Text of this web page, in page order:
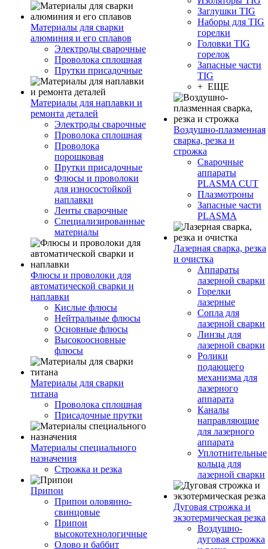
Материалы для сварки
алюминия и его сплавов
Электроды сварочные
Проволока сплошная
Прутки присадочные
Материалы для наплавки и
ремонта деталей
Электроды сварочные
Проволока сплошная
Проволока
порошковая
Прутки присадочные
Флюсы и проволоки
для износостойкой
наплавки
Ленты сварочные
Специализированные
материалы
Флюсы и проволоки для
автоматической сварки и
наплавки
Кислые флюсы
Нейтральные флюсы
Основные флюсы
Высокоосновные
флюсы
Материалы для сварки
титана
Проволока сплошная
Присадочные прутки
Материалы специального
назначения
Строжка и резка
Припои
Припои оловянно-
свинцовые
Припои
высокотехнологичные
Олово и баббит
Заглушки TIG
Наборы для TIG
горелки
Головки TIG
горелок
Запасные части
TIG
+ ЕЩЕ
Воздушно-плазменная
сварка, резка и
строжка
Сварочные
аппараты
PLASMA CUT
Плазмотроны
Запасные части
PLASMA
Лазерная сварка, резка
и очистка
Аппараты
лазерной сварки
Горелки
лазерные
Сопла для
лазерной сварки
Линзы для
лазерной сварки
Ролики
подающего
механизма для
лазерного
аппарата
Каналы
направляющие
для лазерного
аппарата
Уплотнительные
кольца для
лазерной сварки
Дуговая строжка и
экзотермическая резка
Воздушно-
дуговая строжка